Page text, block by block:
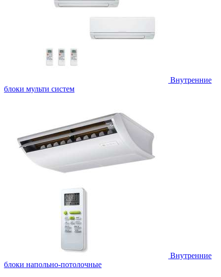
Внутренние
блоки мульти систем
Внутренние
блоки напольно-потолочные